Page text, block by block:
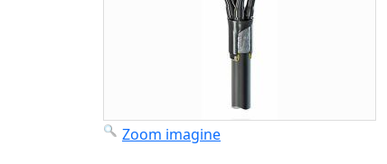
Zoom imagine